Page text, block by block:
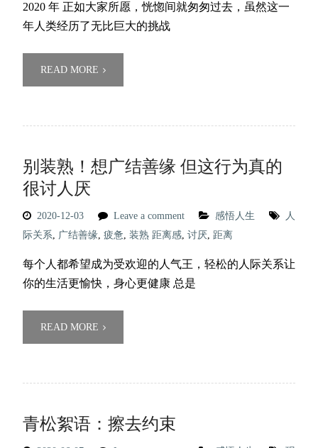
2020 年 正如大家所愿，恍惚间就匆匆过去，虽然这一
年人类经历了无比巨大的挑战
READ MORE
别装熟！想广结善缘 但这行为真的
很讨人厌
2020-12-03 Leave a comment 感悟人生
人
际关系, 广结善缘, 疲惫, 装熟 距离感, 讨厌, 距离
每个人都希望成为受欢迎的人气王，轻松的人际关系让
你的生活更愉快，身心更健康 总是
READ MORE
青松絮语：擦去约束